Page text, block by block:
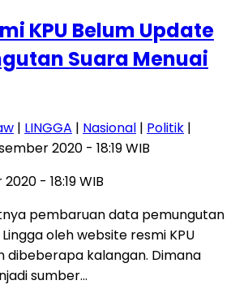
KPU Belum Update
Suara Menuai
| LINGGA | Nasional | Politik |
2020 - 18:19 WIB
- 18:19 WIB
pembaruan data pemungutan
oleh website resmi KPU
dibeberapa kalangan. Dimana
sumber…